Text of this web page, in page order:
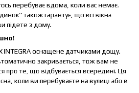
перебуває вдома, коли вас немає.
також гарантує, що всі вікна
підете з дому.
INTEGRA оснащене датчиками дощу.
закривається, тож вам не
про те, що відбувається всередині. Ця
коли ви перебуваєте на вулиці або в